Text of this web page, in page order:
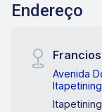
Endereço
Avenida